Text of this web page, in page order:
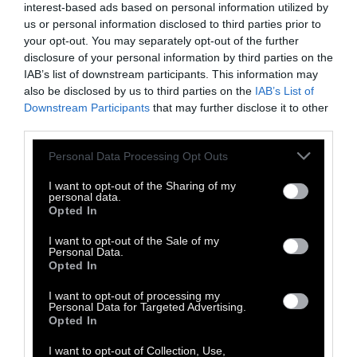
interest-based ads based on personal information utilized by
us or personal information disclosed to third parties prior to
your opt-out. You may separately opt-out of the further
disclosure of your personal information by third parties on the
IAB’s list of downstream participants. This information may
also be disclosed by us to third parties on the IAB’s List of
Downstream Participants that may further disclose it to other
Personal Data Processing Opt Outs
I want to opt-out of the Sharing of my
personal data.
Opted In
I want to opt-out of the Sale of my
Personal Data.
Opted In
I want to opt-out of processing my
Personal Data for Targeted Advertising.
Opted In
I want to opt-out of Collection, Use,
ΕΙΝΑΙ ΠΟΥ ΜΕΓΑΛΩΣΕ Η ΜΕΡΑ ΚΑΙ ΞΥΠΝΗΣΕ
αγνοήσεις, να του κλείσεις το στόμα, όσο
κι αν προσπαθήσεις. Γιατί το σώμα λέει
πάντα την αλήθεια. Είναι που η φύση
εκρήγνυται και η θάλασσα θα αρχίσει να
ανεβάζει θερμοκρασίες επικίνδυνες. Είναι
που σαν κομμένο πορτοκάλι ζουμερό
επιθυμείς την χαμένη μισή πορτοκαλόκουπα.